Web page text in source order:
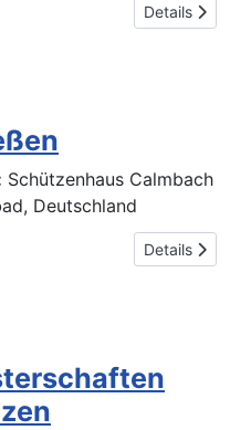
Details
Schützenhaus Calmbach
Deutschland
Details